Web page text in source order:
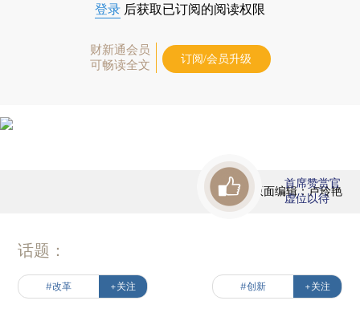
登录 后获取已订阅的阅读权限
财新通会员
可畅读全文
订阅/会员升级
版面编辑：卢玲艳
首席赞赏官
虚位以待
话题：
#改革 +关注 #创新 +关注